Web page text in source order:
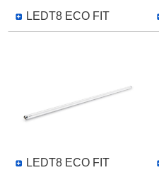
LEDT8 ECO FIT
LEDT8 ECO FIT